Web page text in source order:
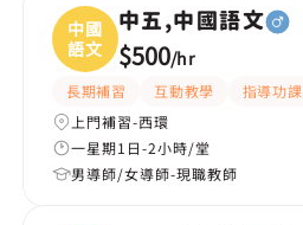
中國
語文
中五,中國語文
$500/hr
長期補習 互動教學 指導功課
上門補習-西環
一星期1日-2小時/堂
男導師/女導師-現職教師